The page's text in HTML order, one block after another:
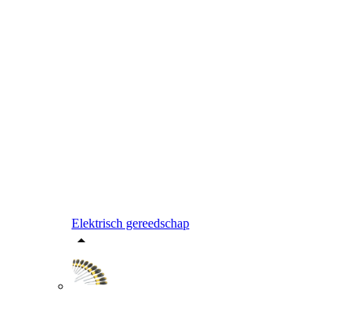
Elektrisch gereedschap